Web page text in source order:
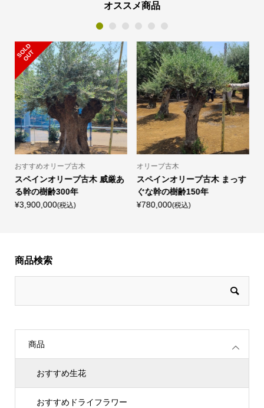
オススメ商品
S
O
L
D
O
U
T
おすすめオリーブ古木
スペインオリーブ古木 威厳あ
る幹の樹齢300年
¥3,900,000(税込)
オリーブ古木
スペインオリーブ古木 まっす
ぐな幹の樹齢150年
¥780,000(税込)
1 2 3 4 5 6
商品検索
商品
おすすめ生花
おすすめドライフラワー